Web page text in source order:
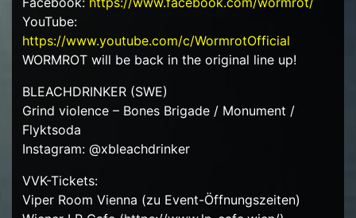
YouTube:
https://www.youtube.com/c/WormrotOfficial
WORMROT will be back in the original line up!
BLEACHDRINKER (SWE)
Grind violence – Bones Brigade / Monument /
Flyktsoda
Instagram: @xbleachdrinker
VVK-Tickets:
Viper Room Vienna (zu Event-Öffnungszeiten)